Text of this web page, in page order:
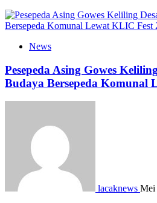
News
Pesepeda Asing Gowes
Budaya Bersepeda Komunal
lacaknews Mei